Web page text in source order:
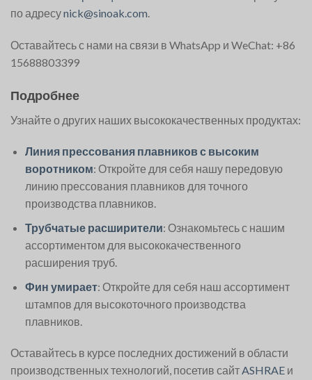
по адресуnick@sinoak.com.
Оставайтесь с нами на связи в WhatsApp и WeChat: +86
15688803399
Подробнее
Узнайте о других наших высококачественных продуктах:
Линия прессования плавников с высоким
воротником: Откройте для себя нашу передовую
линию прессования плавников для точного
производства плавников.
Трубчатые расширители: Ознакомьтесь с нашим
ассортиментом для высококачественного
расширения труб.
Фин умирает: Откройте для себя наш ассортимент
штампов для высокоточного производства
плавников.
Оставайтесь в курсе последних достижений в области
производственных технологий, посетив сайтASHRAE и